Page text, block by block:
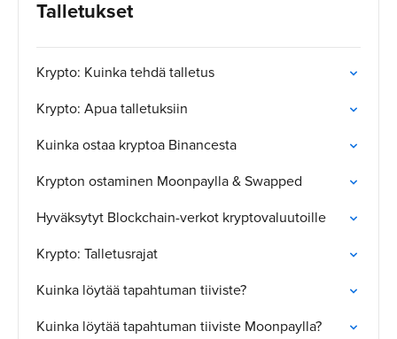
Talletukset
Krypto: Kuinka tehdä talletus
Krypto: Apua talletuksiin
Kuinka ostaa kryptoa Binancesta
Krypton ostaminen Moonpaylla & Swapped
Hyväksytyt Blockchain-verkot kryptovaluutoille
Krypto: Talletusrajat
Kuinka löytää tapahtuman tiiviste?
Kuinka löytää tapahtuman tiiviste Moonpaylla?